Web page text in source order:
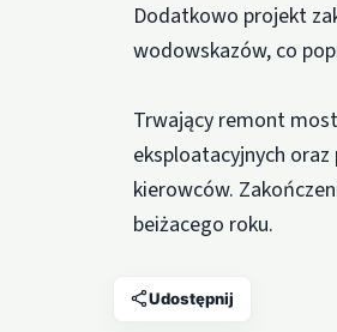
Dodatkowo projekt
wodowskazów, co
Trwający remont
eksploatacyjnych
kierowców.
beiżacego roku.
Udostępnij